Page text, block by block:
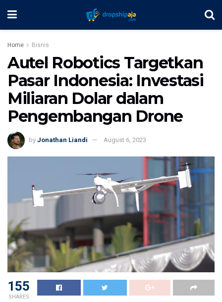
Home Bisnis
Autel Robotics Targetkan
Pasar Indonesia: Investasi
Miliaran Dolar dalam
Pengembangan Drone
by Jonathan Liandi August 6, 2023
155
SHARES